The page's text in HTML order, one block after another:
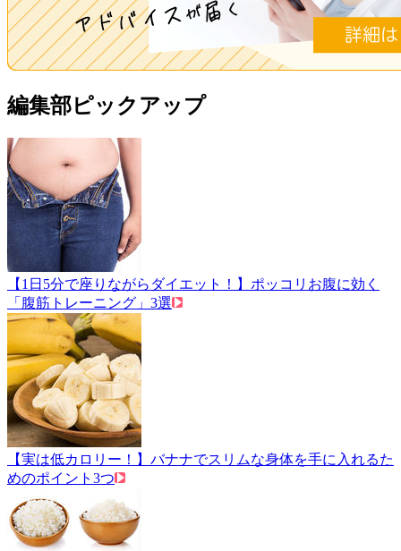
編集部ピックアップ
【1日5分で座りながらダイエット！】ポッコリお腹に効く
「腹筋トレーニング」3選
【実は低カロリー！】バナナでスリムな身体を手に入れるた
めのポイント3つ